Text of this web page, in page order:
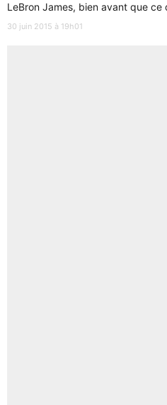
LeBron James, bien avant que ce
30 juin 2015 à 19h01